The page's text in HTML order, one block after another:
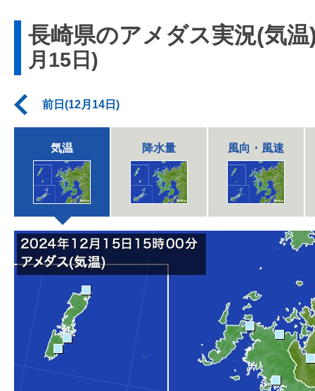
長崎県のアメダス実況(気温
月15日)
前日(12月14日)
気温 降水量 風向・風速